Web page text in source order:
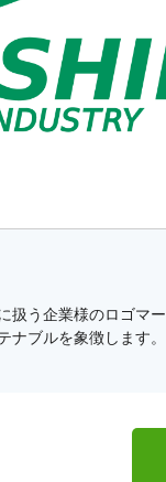
扱う企業様のロゴマ
ナブルを象徴します